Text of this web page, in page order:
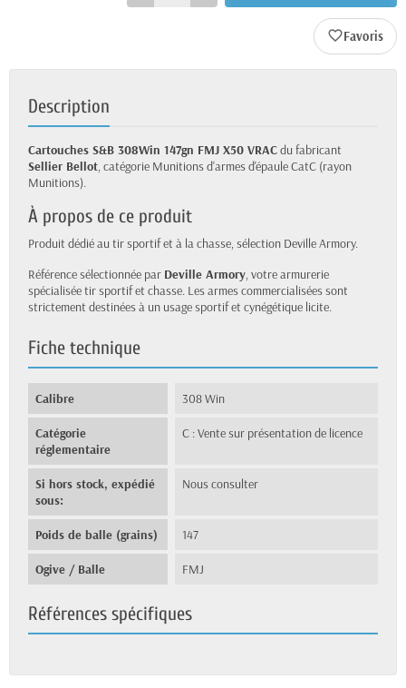
favorite_border
Description
Cartouches S&B 308Win 147gn FMJ X50 VRACdu fabricant
Sellier Bellot, catégorie Munitions d'armes d'épaule CatC (rayon
Munitions).
À propos de ce produit
Produit dédié au tir sportif et à la chasse, sélection Deville Armory.
Référence sélectionnée par Deville Armory, votre armurerie
spécialisée tir sportif et chasse. Les armes commercialisées sont
strictement destinées à un usage sportif et cynégétique licite.
Fiche technique
Calibre 308 Win
Catégorie
réglementaire
C : Vente sur présentation de licence
Si hors stock, expédié
sous:
Nous consulter
Poids de balle (grains) 147
Ogive / Balle FMJ
Références spécifiques